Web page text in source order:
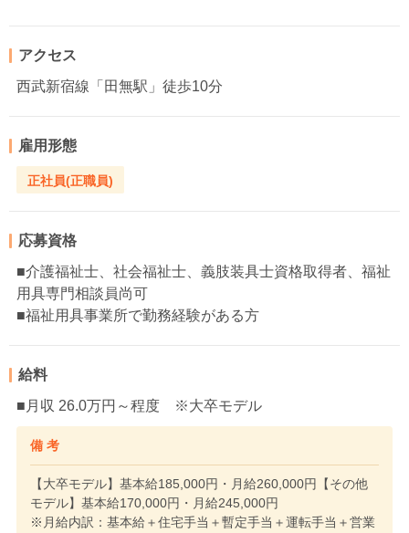
アクセス
西武新宿線「田無駅」徒歩10分
雇用形態
正社員(正職員)
応募資格
■介護福祉士、社会福祉士、義肢装具士資格取得者、福祉
用具専門相談員尚可
■福祉用具事業所で勤務経験がある方
給料
■月収 26.0万円～程度 ※大卒モデル
備 考
【大卒モデル】基本給185,000円・月給260,000円【その他
モデル】基本給170,000円・月給245,000円
※月給内訳：基本給＋住宅手当＋暫定手当＋運転手当＋営業